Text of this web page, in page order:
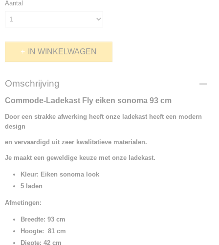
Aantal
IN WINKELWAGEN
Omschrijving
Commode-Ladekast Fly eiken sonoma 93 cm
Door een strakke afwerking heeft onze ladekast heeft een modern
design
en vervaardigd uit zeer kwalitatieve materialen.
Je maakt een geweldige keuze met onze ladekast.
Kleur: Eiken sonomalook
5 laden
Afmetingen:
Breedte: 93 cm
Hoogte: 81 cm
Diepte: 42 cm